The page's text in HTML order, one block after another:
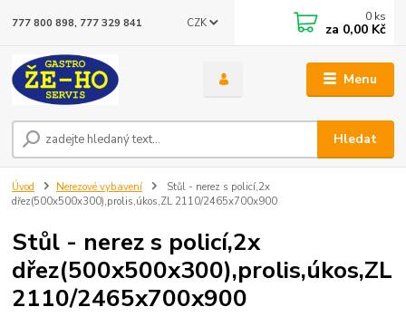
Menu
CZK
Hledat
777 800 898, 777 329 841 0 ks
za 0,00 Kč
Úvod Nerezové vybavení
Stůl - nerez s policí,2x
dřez(500x500x300),prolis,úkos,ZL 2110/2465x700x900
Stůl - nerez s policí,2x
dřez(500x500x300),prolis,úkos,ZL
2110/2465x700x900